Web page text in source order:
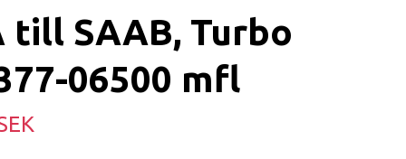
till SAAB, Turbo
06500 mfl